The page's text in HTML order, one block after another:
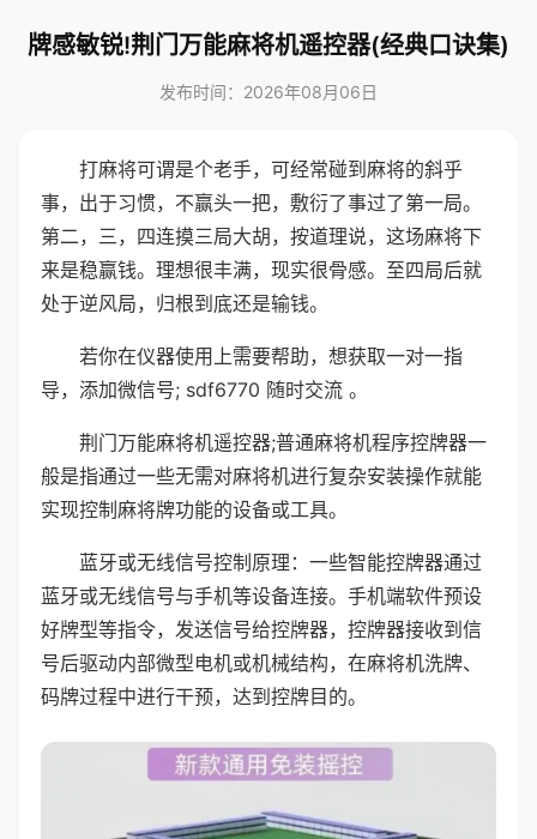
牌感敏锐!荆门万能麻将机遥控器(经典口诀集)
发布时间：2026年08月06日
打麻将可谓是个老手，可经常碰到麻将的斜乎
事，出于习惯，不赢头一把，敷衍了事过了第一局。
第二，三，四连摸三局大胡，按道理说，这场麻将下
来是稳赢钱。理想很丰满，现实很骨感。至四局后就
处于逆风局，归根到底还是输钱。
若你在仪器使用上需要帮助，想获取一对一指
导，添加微信号; sdf6770 随时交流 。
荆门万能麻将机遥控器;普通麻将机程序控牌器一
般是指通过一些无需对麻将机进行复杂安装操作就能
实现控制麻将牌功能的设备或工具。
蓝牙或无线信号控制原理：一些智能控牌器通过
蓝牙或无线信号与手机等设备连接。手机端软件预设
好牌型等指令，发送信号给控牌器，控牌器接收到信
号后驱动内部微型电机或机械结构，在麻将机洗牌、
码牌过程中进行干预，达到控牌目的。